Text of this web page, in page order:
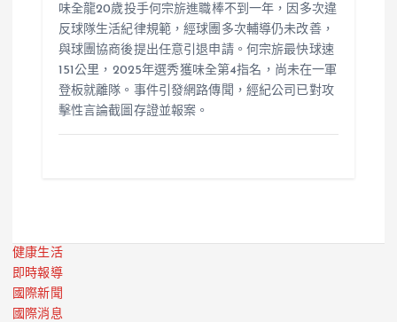
味全龍20歲投手何宗旂進職棒不到一年，因多次違
反球隊生活紀律規範，經球團多次輔導仍未改善，
與球團協商後提出任意引退申請。何宗旂最快球速
151公里，2025年選秀獲味全第4指名，尚未在一軍
登板就離隊。事件引發網路傳聞，經紀公司已對攻
擊性言論截圖存證並報案。
健康生活
即時報導
國際新聞
國際消息